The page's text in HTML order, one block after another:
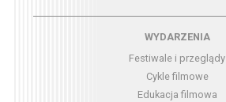
Menu - wydarzeniaWYDARZENIA
Festiwale i przeglądy
Cykle filmowe
Edukacja filmowa